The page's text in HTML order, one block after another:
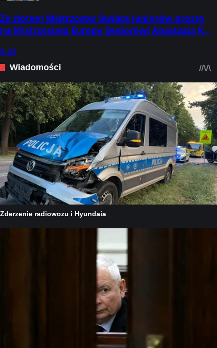
Ze złotem Mistrzostw Świata Juniorów prosto
na Mistrzostwa Europy Seniorów! Anastazja Kuś
8 sie